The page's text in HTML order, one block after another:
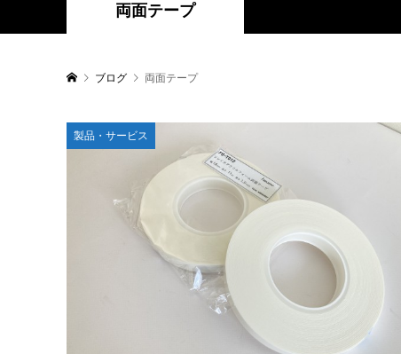
両面テープ
ブログ 両面テープ
製品・サービス